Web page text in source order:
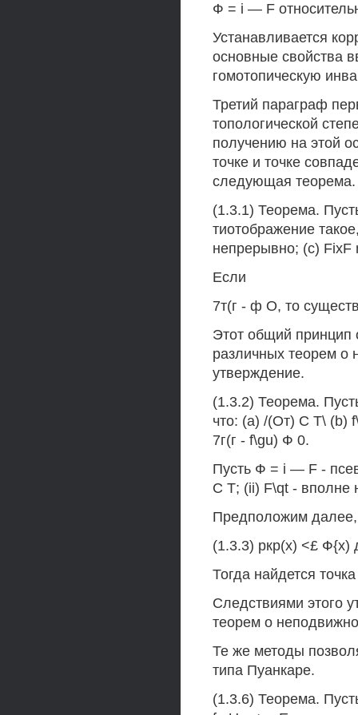
Ф = i — F
Устанавливается
основные свойства
гомотопическую
Третий параграф
топологической
получению на этой
точке и точке
следующая теорема.
(1.3.1) Теорема.
тиотображение
непрерывно; (с) FixF
Если
7т(г - ф О, то
Этот общий принцип
различных теорем о
утверждение.
(1.3.2) Теорема.
что: (a) /(От) С Т\ (b)
7г(г - f\gu) Ф 0.
Пусть Ф = i — F -
С Т; (ii) F\qt -
Предположим далее,
(1.3.3) ркр(х) <£ Ф{х)
Тогда найдется
Следствиями этого
теорем о
Те же методы
типа Пуанкаре.
(1.3.6) Теорема.